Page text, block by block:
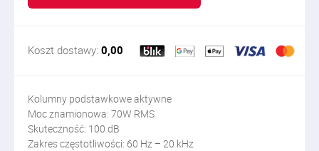
Koszt dostawy: 0,00
Kolumny podstawkowe aktywne
Moc znamionowa: 70W RMS
Skuteczność: 100 dB
Zakres częstotliwości: 60 Hz – 20 kHz